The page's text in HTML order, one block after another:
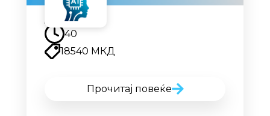
Наскоро
40
18540 МКД
Прочитај повеќе